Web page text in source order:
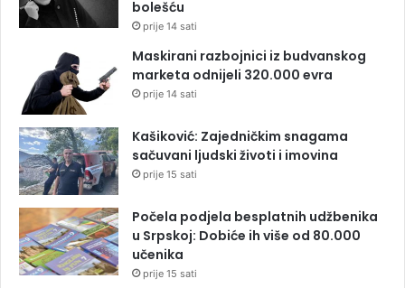
bolešću
prije 14 sati
Maskirani razbojnici iz budvanskog
marketa odnijeli 320.000 evra
prije 14 sati
Kašiković: Zajedničkim snagama
sačuvani ljudski životi i imovina
prije 15 sati
Počela podjela besplatnih udžbenika
u Srpskoj: Dobiće ih više od 80.000
učenika
prije 15 sati